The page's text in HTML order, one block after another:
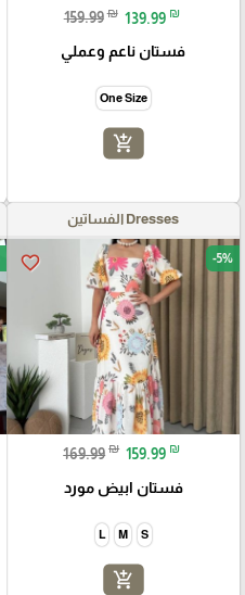
159.99 ₪ 139.99 ₪
فستان ناعم وعملي
One Size
add_shopping_cart
Dresses الفساتين
favorite_border -5%
169.99 ₪ 159.99 ₪
فستان ابيض مورد
S
M
L
add_shopping_cart